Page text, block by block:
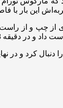
این بار با
به تیرک عمودی برخورد کرد و دفع شد.
نهایت مونزا که